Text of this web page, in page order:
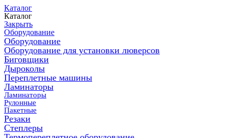
Каталог
Каталог
Закрыть
Оборудование
Оборудование
Оборудование для установки люверсов
Биговщики
Дыроколы
Переплетные машины
Ламинаторы
Ламинаторы
Рулонные
Пакетные
Резаки
Степлеры